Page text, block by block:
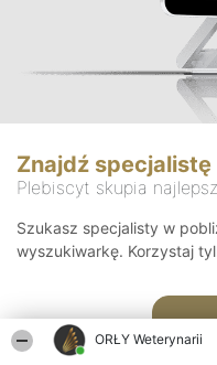
ORŁY Weterynarii
Znajdź specjalistę
Plebiscyt skupia
Szukasz specjalisty w
wyszukiwarkę. Korzystaj